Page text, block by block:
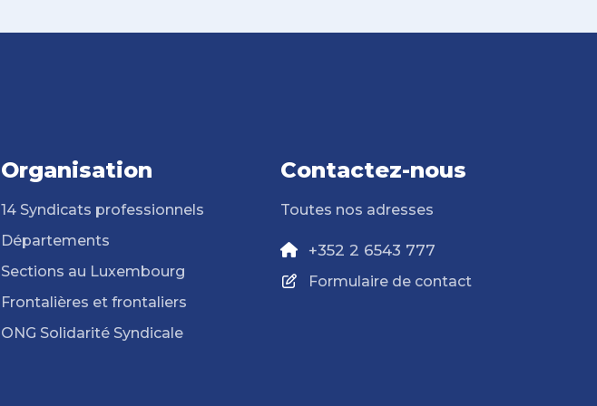
Organisation
14 Syndicats professionnels
Départements
Sections au Luxembourg
Frontalières et frontaliers
ONG Solidarité Syndicale
Contactez-nous
Toutes nos adresses
+352 2 6543 777
Formulaire de contact